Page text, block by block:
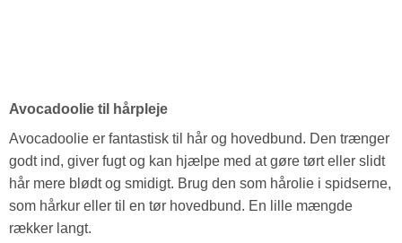
Avocadoolie til hårpleje
Avocadoolie er fantastisk til hår og hovedbund. Den trænger
godt ind, giver fugt og kan hjælpe med at gøre tørt eller slidt
hår mere blødt og smidigt. Brug den som hårolie i spidserne,
som hårkur eller til en tør hovedbund. En lille mængde
rækker langt.